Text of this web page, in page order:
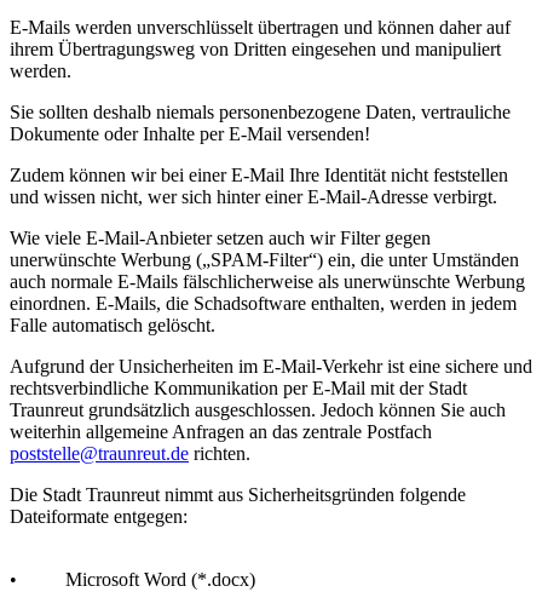
E-Mails werden unverschlüsselt übertragen und können daher auf
ihrem Übertragungsweg von Dritten eingesehen und manipuliert
werden.
Sie sollten deshalb niemals personenbezogene Daten, vertrauliche
Dokumente oder Inhalte per E-Mail versenden!
Zudem können wir bei einer E-Mail Ihre Identität nicht feststellen
und wissen nicht, wer sich hinter einer E-Mail-Adresse verbirgt.
Wie viele E-Mail-Anbieter setzen auch wir Filter gegen
unerwünschte Werbung („SPAM-Filter“) ein, die unter Umständen
auch normale E-Mails fälschlicherweise als unerwünschte Werbung
einordnen. E-Mails, die Schadsoftware enthalten, werden in jedem
Falle automatisch gelöscht.
Aufgrund der Unsicherheiten im E-Mail-Verkehr ist eine sichere und
rechtsverbindliche Kommunikation per E-Mail mit der Stadt
Traunreut grundsätzlich ausgeschlossen. Jedoch können Sie auch
weiterhin allgemeine Anfragen an das zentrale Postfach
poststelle@traunreut.de richten.
Die Stadt Traunreut nimmt aus Sicherheitsgründen folgende
Dateiformate entgegen:
• Microsoft Word (*.docx)